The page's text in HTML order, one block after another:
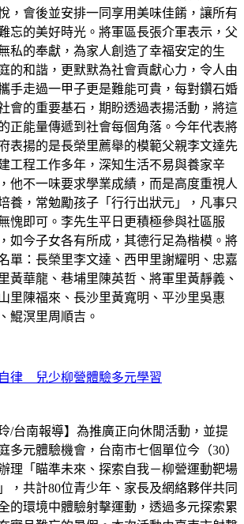
，會後並安排一同享用美味佳餚，讓所有
忘的美好時光。將軍區長張介軍表示，父
私的奉獻，為家人創造了幸福安定的生
的和諧，更默默為社會貢獻心力，令人由
手走過一甲子更是難能可貴，每對鑽石婚
會的重要基石，期盼透過表揚活動，將這
正能量傳遞到社會每個角落。今年代表將
表揚的是長榮里薦舉的模範父親李文達先
工程工作多年，深知生活不易與養家辛
他不一味要求學業成績，而是高度重視人
養，常勉勵孩子「行行出狀元」，凡事只
愧即可。李先生平日更積極參與社區服
如今子女各有所成，其德行足為楷模。將
單：長榮里李文達、西甲里謝耀明、忠嘉
黃華龍、巷埔里陳英哲、將軍里黃靜義、
里陳福來、長沙里黃寬明、平沙里吳惠
鯤溟里周順吉。
律 兒少柳營體驗多元學習
/台南報導】為推廣正向休閒活動，並提
多元體驗機會，台南市七個單位今（30）
理「瞄準未來、探索自我－柳營運動靶場
，共計80位青少年、家長及網絡夥伴共同
的環境中體驗射擊運動，透過多元探索累